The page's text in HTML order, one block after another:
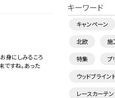
身にしみるころ
ですね。あった
キーワード
キャンペーン
北欧 施
特集 プ
ウッドブライン
レースカーテン